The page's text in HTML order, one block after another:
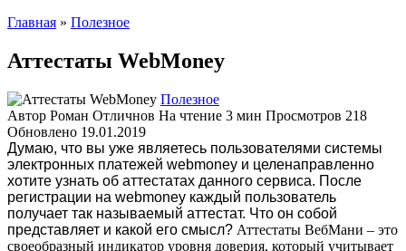
Главная » Полезное
Аттестаты WebMoney
Полезное
Автор Роман Отличнов На чтение 3 мин Просмотров 218
Обновлено 19.01.2019
Думаю, что вы уже являетесь пользователями системы
электронных платежей webmoney и целенаправленно
хотите узнать об аттестатах данного сервиса. После
регистрации на webmoney каждый пользователь
получает так называемый аттестат. Что он собой
представляет и какой его смысл? Аттестаты ВебМани – это
своеобразный индикатор уровня доверия, который учитывает